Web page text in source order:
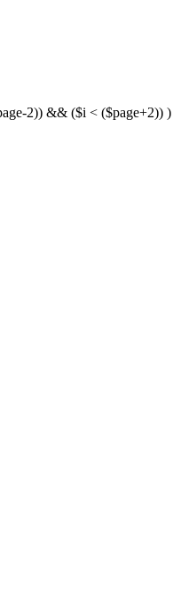
2)) && ($i < ($page+2))